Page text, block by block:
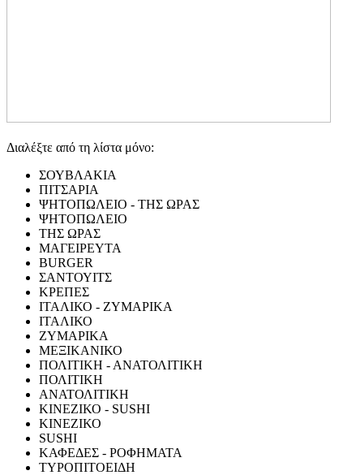
Διαλέξτε από τη λίστα μόνο:
ΣΟΥΒΛΑΚΙΑ
ΠΙΤΣΑΡΙΑ
ΨΗΤΟΠΩΛΕΙΟ - ΤΗΣ ΩΡΑΣ
ΨΗΤΟΠΩΛΕΙΟ
ΤΗΣ ΩΡΑΣ
ΜΑΓΕΙΡΕΥΤΑ
BURGER
ΣΑΝΤΟΥΙΤΣ
ΚΡΕΠΕΣ
ΙΤΑΛΙΚΟ - ΖΥΜΑΡΙΚΑ
ΙΤΑΛΙΚΟ
ΖΥΜΑΡΙΚΑ
ΜΕΞΙΚΑΝΙΚΟ
ΠΟΛΙΤΙΚΗ - ΑΝΑΤΟΛΙΤΙΚΗ
ΠΟΛΙΤΙΚΗ
ΑΝΑΤΟΛΙΤΙΚΗ
ΚΙΝΕΖΙΚΟ - SUSHI
ΚΙΝΕΖΙΚΟ
SUSHI
ΚΑΦΕΔΕΣ - ΡΟΦΗΜΑΤΑ
ΤΥΡΟΠΙΤΟΕΙΔΗ